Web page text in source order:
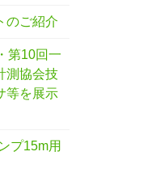
のご紹介
第10回一
測協会技
等を展示
プ15m用